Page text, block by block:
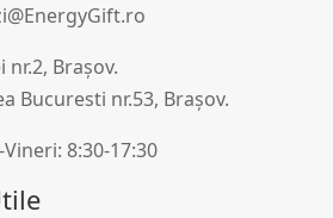
nr.2, Brașov.
Bucuresti nr.53, Brașov.
8:30-17:30